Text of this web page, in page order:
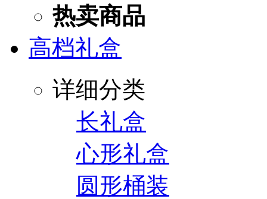
热卖商品
高档礼盒
详细分类
长礼盒
心形礼盒
圆形桶装